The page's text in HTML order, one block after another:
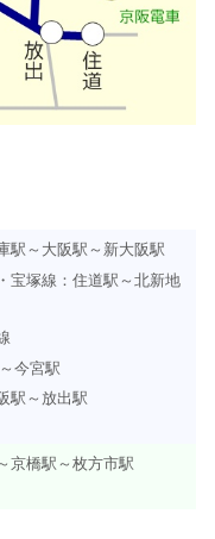
駅～大阪駅～新大阪駅
宝塚線：住道駅～北新地
今宮駅
駅～放出駅
京橋駅～枚方市駅